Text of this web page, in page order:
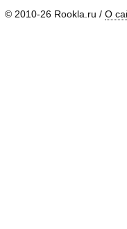
© 2010-26 Rookla.ru / О